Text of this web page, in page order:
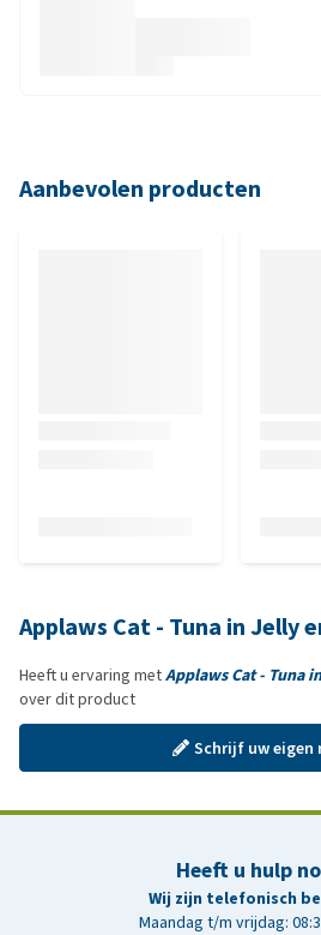
Aanbevolen producten
Applaws Cat - Tuna in Jelly
Heeft u ervaring metApplaws Cat - Tuna
over dit product
Schrijf uw eigen
Heeft u hulp
Wij zijn telefonisch
Maandag t/m vrijdag: